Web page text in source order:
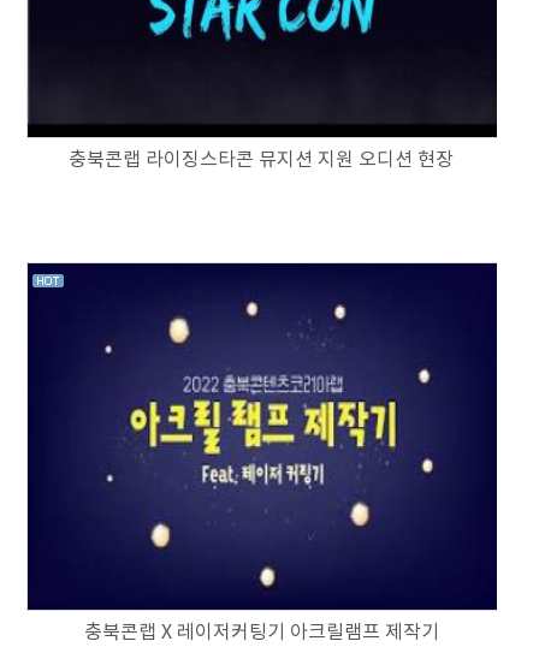
충북콘랩 라이징스타콘 뮤지션 지원 오디션 현장
충북콘랩 X 레이저커팅기 아크릴램프 제작기